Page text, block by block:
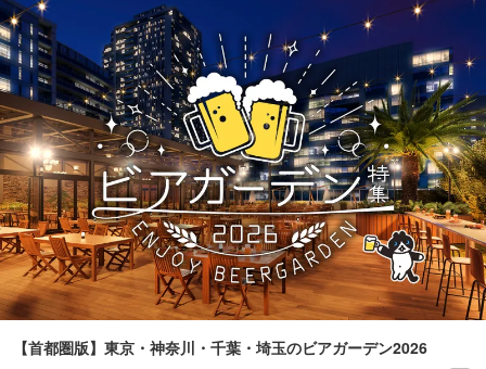
【首都圏版】東京・神奈川・千葉・埼玉のビアガーデン2026